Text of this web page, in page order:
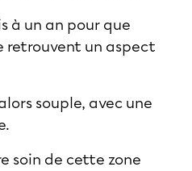
à un an pour que
retrouvent un aspect
souple, avec une
soin de cette zone